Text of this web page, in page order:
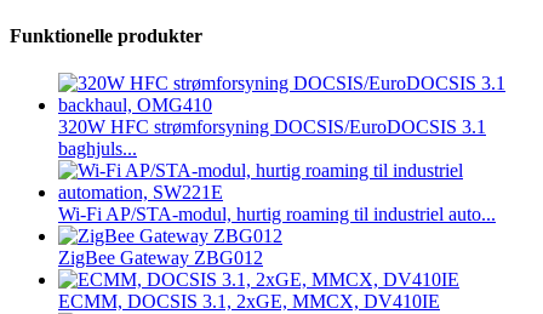
Funktionelle produkter
320W HFC strømforsyning DOCSIS/EuroDOCSIS 3.1
baghjuls...
Wi-Fi AP/STA-modul, hurtig roaming til industriel auto...
ZigBee Gateway ZBG012
ECMM, DOCSIS 3.1, 2xGE, MMCX, DV410IE